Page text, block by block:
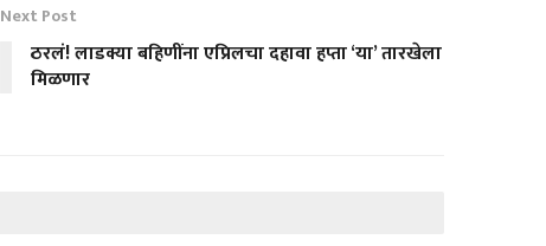
Next Post
ठरलं! लाडक्या बहिणींना एप्रिलचा दहावा हप्ता ‘या’ तारखेला
मिळणार